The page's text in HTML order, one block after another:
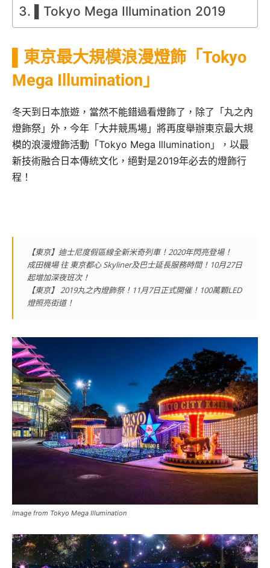
▌Tokyo Mega Illumination 2019
▌東京最大規模浪漫燈飾「Tokyo
Mega Illumination」
冬天到日本旅遊，當然不能錯過看燈飾了，除了「丸之內
燈飾祭」外，今年「大井競馬場」將再度舉辦東京最大規
模的浪漫燈飾活動「Tokyo Mega Illumination」，以最
新技術融合日本傳統文化，絕對是2019年必去的燈飾行
程！
【東京】迪士尼度假區線全新米奇列車！2020年閃亮登場！
成田機場 往 東京都心 Skyliner及巴士延長服務時間！10月27日
起增加深夜班次！
【東京】 2019丸之內燈飾祭！11月7日正式開催！100萬顆LED
燈照亮街道！
Image from Tokyo Mega Illumination